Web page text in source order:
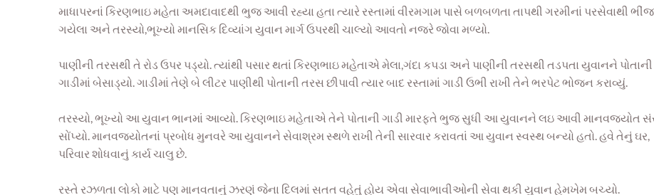
માધાપરનાં કિરણભાઇ મહેતા અમદાવાદથી ભુજ આવી રહ્યા હતા ત્યારે રસ્તામાં વીરમગામ પાસે બળબળતા તાપથી ગરમીનાં પરસેવાથી
ગયેલા અને તરસ્યો,ભૂખ્યો માનસિક દિવ્યાંગ યુવાન માર્ગ ઉપરથી ચાલ્યો આવતો નજરે જોવા મળ્યો.
પાણીની તરસથી તે રોડ ઉપર પડ્યો. ત્યાંથી પસાર થતાં કિરણભાઇ મહેતાએ મેલા,ગંદા કપડા અને પાણીની તરસથી તડપતા યુવાનને પોતાની
ગાડીમાં બેસાડ્યો. ગાડીમાં તેણે બે લીટર પાણીથી પોતાની તરસ છીપાવી ત્યાર બાદ રસ્તામાં ગાડી ઉભી રાખી તેને ભરપેટ ભોજન કરાવ્યું.
તરસ્યો, ભૂખ્યો આ યુવાન ભાનમાં આવ્યો. કિરણભાઇ મહેતાએ તેને પોતાની ગાડી મારફતે ભુજ સુધી આ યુવાનને લઇ આવી માનવજ્યોત
સોંપ્યો. માનવજ્યોતનાં પ્રબોધ મુનવરે આ યુવાનને સેવાશ્રમ સ્થળે રાખી તેની સારવાર કરાવતાં આ યુવાન સ્વસ્થ બન્યો હતો. હવે તેનું ઘર,
પરિવાર શોધવાનું કાર્ય ચાલુ છે.
રસ્તે રઝળતા લોકો માટે પણ માનવતાનું ઝરણું જેના દિલમાં સતત વહેતું હોય એવા સેવાભાવીઓની સેવા થકી યુવાન હેમખેમ બચ્યો.